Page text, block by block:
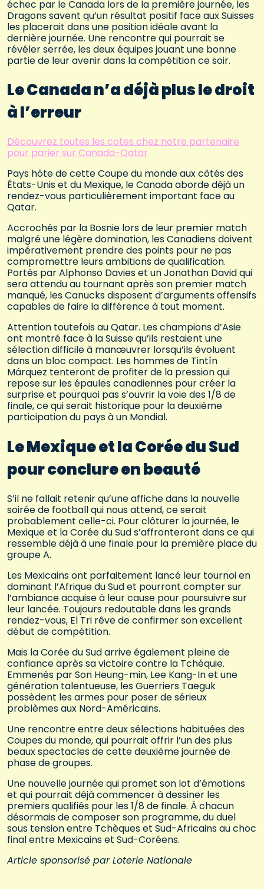
échec par le Canada lors de la première journée, les
Dragons savent qu’un résultat positif face aux Suisses
les placerait dans une position idéale avant la
dernière journée. Une rencontre qui pourrait se
révéler serrée, les deux équipes jouant une bonne
partie de leur avenir dans la compétition ce soir.
Le Canada n’a déjà plus le droit
à l’erreur
Découvrez toutes les cotes chez notre partenaire
pour parier sur Canada-Qatar
Pays hôte de cette Coupe du monde aux côtés des
États-Unis et du Mexique, le Canada aborde déjà un
rendez-vous particulièrement important face au
Qatar.
Accrochés par la Bosnie lors de leur premier match
malgré une légère domination, les Canadiens doivent
impérativement prendre des points pour ne pas
compromettre leurs ambitions de qualification.
Portés par Alphonso Davies et un Jonathan David qui
sera attendu au tournant après son premier match
manqué, les Canucks disposent d’arguments offensifs
capables de faire la différence à tout moment.
Attention toutefois au Qatar. Les champions d’Asie
ont montré face à la Suisse qu’ils restaient une
sélection difficile à manœuvrer lorsqu’ils évoluent
dans un bloc compact. Les hommes de Tintín
Márquez tenteront de profiter de la pression qui
repose sur les épaules canadiennes pour créer la
surprise et pourquoi pas s’ouvrir la voie des 1/8 de
finale, ce qui serait historique pour la deuxième
participation du pays à un Mondial.
Le Mexique et la Corée du Sud
pour conclure en beauté
S’il ne fallait retenir qu’une affiche dans la nouvelle
soirée de football qui nous attend, ce serait
probablement celle-ci. Pour clôturer la journée, le
Mexique et la Corée du Sud s’affronteront dans ce qui
ressemble déjà à une finale pour la première place du
groupe A.
Les Mexicains ont parfaitement lancé leur tournoi en
dominant l’Afrique du Sud et pourront compter sur
l’ambiance acquise à leur cause pour poursuivre sur
leur lancée. Toujours redoutable dans les grands
rendez-vous, El Tri rêve de confirmer son excellent
début de compétition.
Mais la Corée du Sud arrive également pleine de
confiance après sa victoire contre la Tchéquie.
Emmenés par Son Heung-min, Lee Kang-In et une
génération talentueuse, les Guerriers Taeguk
possèdent les armes pour poser de sérieux
problèmes aux Nord-Américains.
Une rencontre entre deux sélections habituées des
Coupes du monde, qui pourrait offrir l’un des plus
beaux spectacles de cette deuxième journée de
phase de groupes.
Une nouvelle journée qui promet son lot d’émotions
et qui pourrait déjà commencer à dessiner les
premiers qualifiés pour les 1/8 de finale. À chacun
désormais de composer son programme, du duel
sous tension entre Tchèques et Sud-Africains au choc
final entre Mexicains et Sud-Coréens.
Article sponsorisé par Loterie Nationale